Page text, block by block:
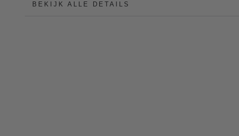
BEKIJK ALLE DETAILS